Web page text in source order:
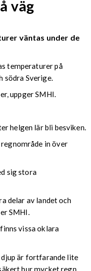
väg
väntas under de
temperaturer på
södra Sverige.
uppger SMHI.
helgen lär bli besviken.
in över
sig stora
delar av landet och
SMHI.
vissa oklara
djup är fortfarande lite
hur mycket regn